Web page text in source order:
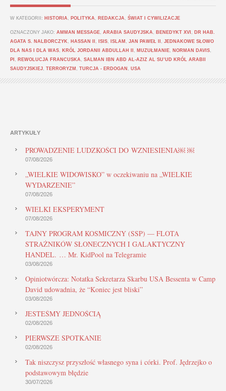
W KATEGORII: HISTORIA POLITYKA REDAKCJA ŚWIAT I CYWILIZACJE
OZNACZONY JAKO: AMMAN MESSAGE ARABIA SAUDYJSKA BENEDYKT XVI
DR HAB.
AGATA S. NALBORCZYK
HASSAN II ISIS ISLAM JAN PAWEŁ II
JEDNAKOWE SŁOWO
DLA NAS I DLA WAS
KRÓL JORDANII ABDULLAH II MUZUŁMANIE NORMAN DAVIS
PI
REWOLUCJA FRANCUSKA
SALMAN IBN ABD AL-AZIZ AL SU’UD KRÓL ARABII
SAUDYJSKIEJ
TERRORYZM TURCJA - ERDOGAN USA
ARTYKUŁY
PROWADZENIE LUDZKOŚCI DO WZNIESIENIA￼ ￼
07/08/2026
„WIELKIE WIDOWISKO” w oczekiwaniu na „WIELKIE
WYDARZENIE”
07/08/2026
WIELKI EKSPERYMENT
07/08/2026
TAJNY PROGRAM KOSMICZNY (SSP) — FLOTA
STRAŻNIKÓW SŁONECZNYCH I GALAKTYCZNY
HANDEL. … Mr. KidPool na Telegramie
03/08/2026
Opiniotwórcza: Notatka Sekretarza Skarbu USA Bessenta w Camp
David udowadnia, że “Koniec jest bliski”
03/08/2026
JESTEŚMY JEDNOŚCIĄ
02/08/2026
PIERWSZE SPOTKANIE
02/08/2026
Tak niszczysz przyszłość własnego syna i córki. Prof. Jędrzejko o
podstawowym błędzie
30/07/2026